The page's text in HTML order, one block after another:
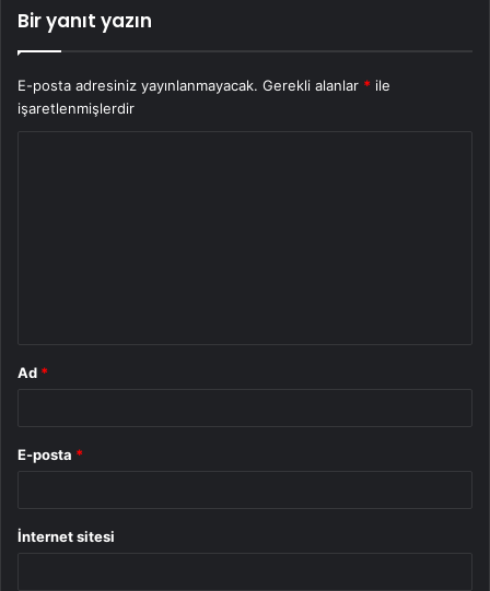
Bir yanıt yazın
E-posta adresiniz yayınlanmayacak. Gerekli alanlar * ile
işaretlenmişlerdir
Ad *
E-posta *
İnternet sitesi